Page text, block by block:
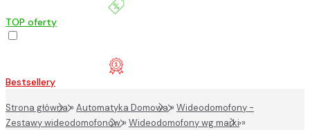
TOP oferty
Bestsellery
Strona główna»Automatyka Domowa»Wideodomofony -
Zestawy wideodomofonów»Wideodomofony wg marki»